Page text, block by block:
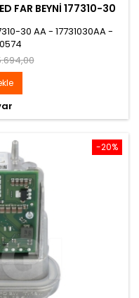
FAR BEYNI 177310-30
30 AA - 17731030AA -
-20%